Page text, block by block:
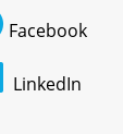
Facebook
LinkedIn